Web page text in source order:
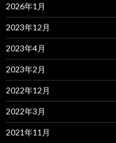
2026年1月
2023年12月
2023年4月
2023年2月
2022年12月
2022年3月
2021年11月